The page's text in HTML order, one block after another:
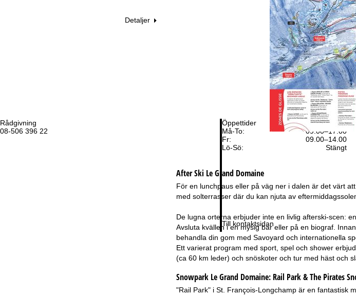
Rådgivning
08-506 396 22
Öppettider
Må-To:
09.00–17.00
Fr:
09.00–14.00
Lö-Sö:
Stängt
Till kontaktsidan
Detaljer
After Ski Le Grand Domaine
För en lunchpaus eller på väg ner i dalen är det värt
med solterrasser där du kan njuta av
De lugna orterna erbjuder inte en livlig afterski-scen:
Avsluta kvällen i en mysig bar eller på en biograf.
behandla din gom med Savoyard och internationella
Ett varierat program med sport, spel och shower
(ca 60 km leder) och snöskoter och tur med häst och
Snowpark Le Grand Domaine: Rail Park & The Pirates
"Rail Park" i St. François-Longchamp är en fantastisk